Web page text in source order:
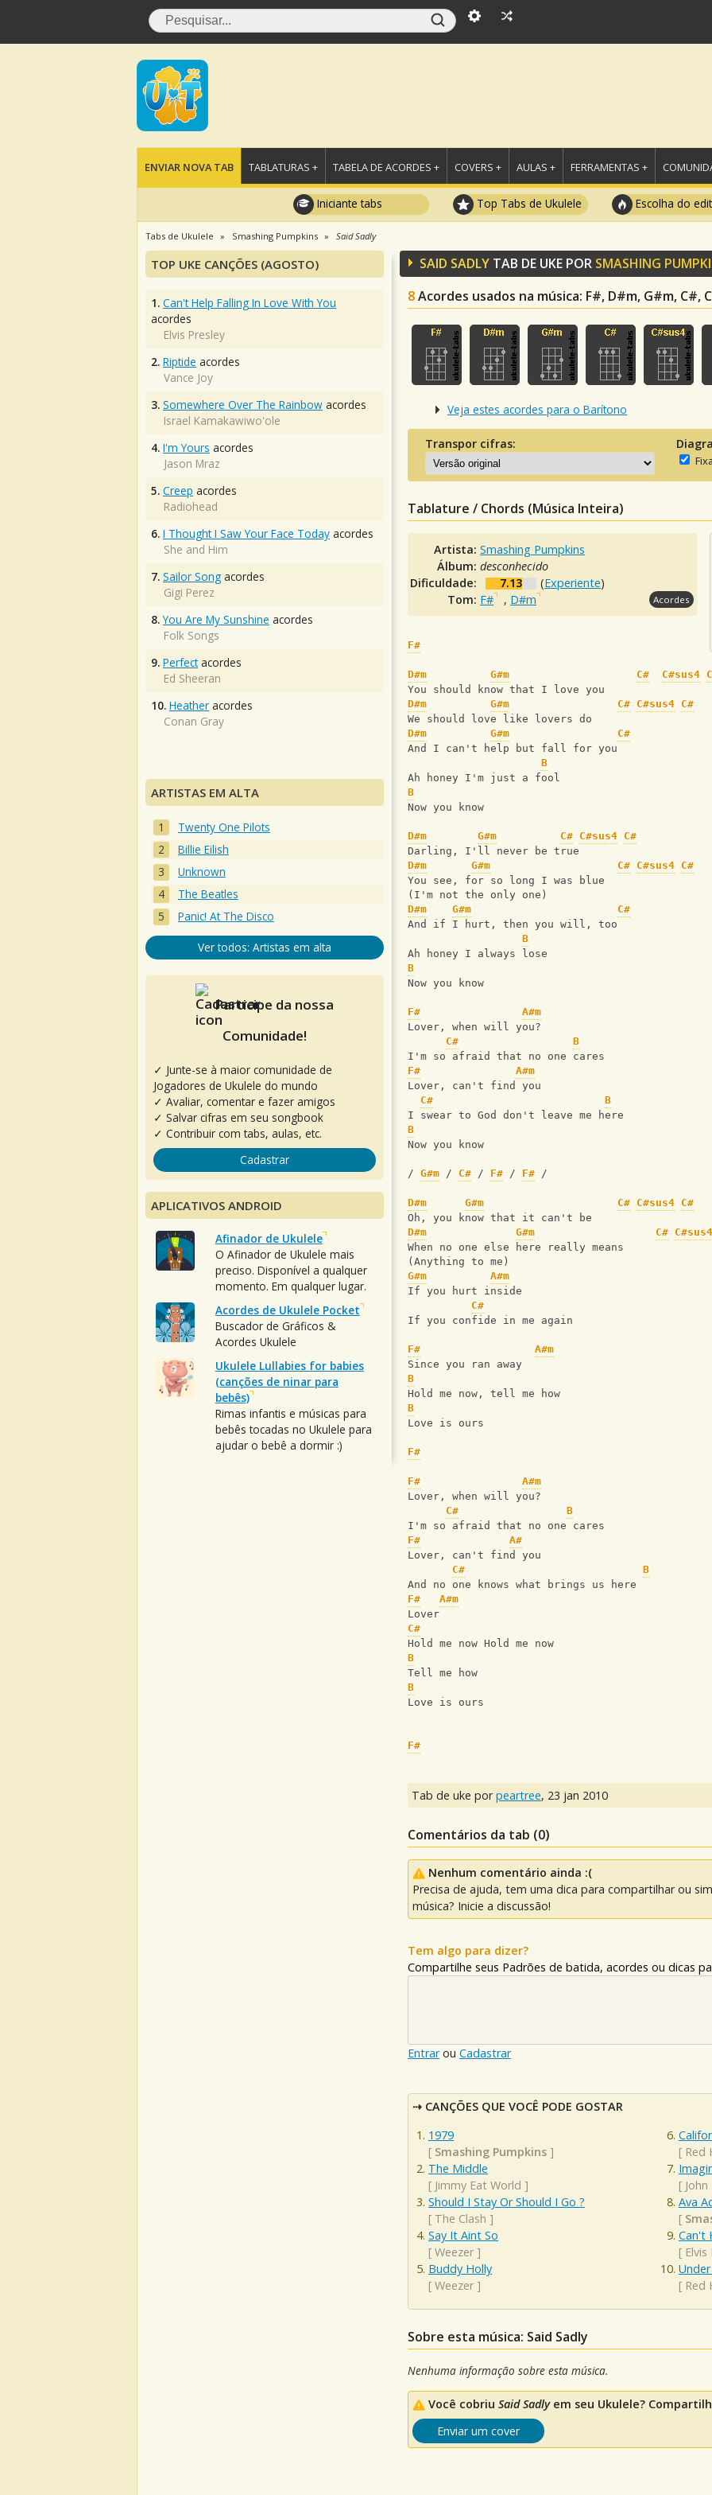
ENVIAR NOVA TAB TABLATURAS + TABELA DE ACORDES + COVERS + AULAS + FERRAMENTAS +
Iniciante tabs Top Tabs de Ukulele Escolha do
Tabs de Ukulele Smashing Pumpkins Said Sadly
SAID SADLY TAB DE UKE POR SMASHING
8Acordes usados na música: F#, D#m, G#m, C#,
Veja estes acordes para o Barítono
Transpor cifras:
Tablature / Chords (Música Inteira)
Artista:Smashing Pumpkins
Álbum:desconhecido
Dificuldade:
7.13 (Experiente)
Tom: F# , D#m Acordes
F#
D#m G#m C# C#sus4
You should know that I love you
D#m
G#m C# C#sus4 C#
We should love like lovers do
D#m
G#m
C#
And I can't help but fall for you
B
Ah honey I'm just a fool
B
Now you know
D#m G#m C# C#sus4 C#
Darling, I'll never be true
D#m
G#m C# C#sus4 C#
You see, for so long I was blue
(I'm not the only one)
D#m
G#m
C#
And if I hurt, then you will, too
B
Ah honey I always lose
B
Now you know
F#
A#m
Lover, when will you?
C#
B
I'm so afraid that no one cares
F#
A#m
Lover, can't find you
C#
B
I swear to God don't leave me here
B
Now you know
/ G#m / C# / F# / F# /
D#m G#m C# C#sus4 C#
Oh, you know that it can't be
D#m
G#m C# C#sus4
When no one else here really means
(Anything to me)
G#m
A#m
If you hurt inside
C#
If you confide in me again
F#
A#m
Since you ran away
B
Hold me now, tell me how
B
Love is ours
F#
F#
A#m
Lover, when will you?
C#
B
I'm so afraid that no one cares
F#
A#
Lover, can't find you
C#
B
And no one knows what brings us here
F#
A#m
Lover
C#
Hold me now Hold me now
B
Tell me how
B
Love is ours
F#
Tab de uke porpeartree, 23 jan 2010
Comentários da tab (0)
Nenhum comentário ainda :(
Precisa de ajuda, tem uma dica para compartilhar ou
música? Inicie a discussão!
Tem algo para dizer?
Compartilhe seus Padrões de batida, acordes ou dicas
Entrarou Cadastrar
CANÇÕES QUE VOCÊ PODE GOSTAR
1979
[ Smashing Pumpkins ]
The Middle
[ Jimmy Eat World ]
Should I Stay Or Should I Go ?
[ The Clash ]
Say It Aint So
[ Weezer ]
Buddy Holly
[ Weezer ]
[ Red
[
Ava
[
Can't
[ Elvis
[ Red
Sobre esta música: Said Sadly
Nenhuma informação sobre esta música.
Você cobriu Said Sadlyem seu Ukulele?
Enviar um cover
TOP UKE CANÇÕES (AGOSTO)
1. Can't Help Falling In Love With You
acordes
Elvis Presley
2. Riptide acordes
Vance Joy
3. Somewhere Over The Rainbow acordes
Israel Kamakawiwo'ole
4. I'm Yours acordes
Jason Mraz
5. Creep acordes
Radiohead
6. I Thought I Saw Your Face Today acordes
She and Him
7. Sailor Song acordes
Gigi Perez
8. You Are My Sunshine acordes
Folk Songs
9. Perfectacordes
Ed Sheeran
10. Heather acordes
Conan Gray
ARTISTAS EM ALTA
Twenty One Pilots
Billie Eilish
Unknown
The Beatles
Panic! At The Disco
Ver todos: Artistas em alta
Participe da nossa
Comunidade!
✓ Junte-se à maior comunidade de
Jogadores de Ukulele do mundo
✓ Avaliar, comentar e fazer amigos
✓ Salvar cifras em seu songbook
✓ Contribuir com tabs, aulas, etc.
Cadastrar
APLICATIVOS ANDROID
Afinador de Ukulele
O Afinador de Ukulele mais
preciso. Disponível a qualquer
momento. Em qualquer lugar.
Acordes de Ukulele Pocket
Buscador de Gráficos &
Acordes Ukulele
Ukulele Lullabies for babies
(canções de ninar para
bebês)
Rimas infantis e músicas para
bebês tocadas no Ukulele para
ajudar o bebê a dormir :)